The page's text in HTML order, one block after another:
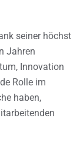
seiner höchst
Jahren
Innovation
Rolle im
haben,